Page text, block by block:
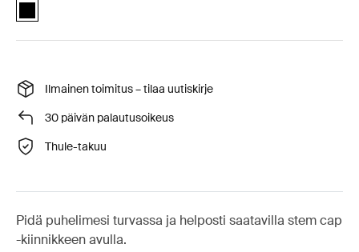
Ilmainen toimitus – tilaa uutiskirje
30 päivän palautusoikeus
Thule-takuu
Pidä puhelimesi turvassa ja helposti saatavilla stem cap
-kiinnikkeen avulla.